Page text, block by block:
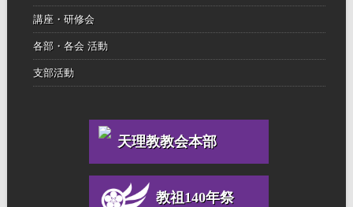
講座・研修会
各部・各会 活動
支部活動
天理教教会本部
教祖140年祭